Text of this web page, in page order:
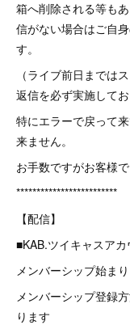
箱へ削除される等も
信がない場合はご自
す。
（ライブ前日までは
返信を必ず実施してお
特にエラーで戻って
来ません。
お手数ですがお客様
*************************
【配信】
■KAB.ツイキャスアカ
メンバーシップ始ま
メンバーシップ登録
ります